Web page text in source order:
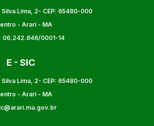
Lima, 2- CEP: 65480-000
- Arari - MA
06.242.846/0001-14
E - SIC
Lima, 2- CEP: 65480-000
- Arari - MA